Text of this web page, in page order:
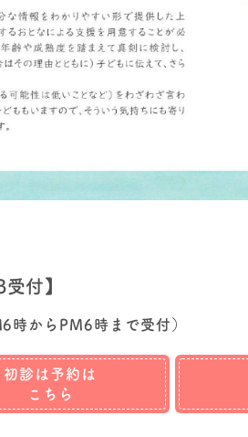
受付】
時からPM6時まで受付）
初診は予約は
こちら